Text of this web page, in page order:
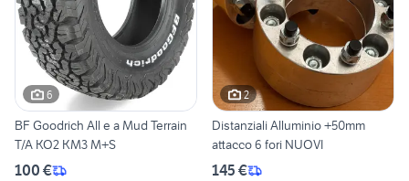
6
BF Goodrich All e a Mud Terrain
T/A KO2 KM3 M+S
100 €
2
Distanziali Alluminio +50mm
attacco 6 fori NUOVI
145 €